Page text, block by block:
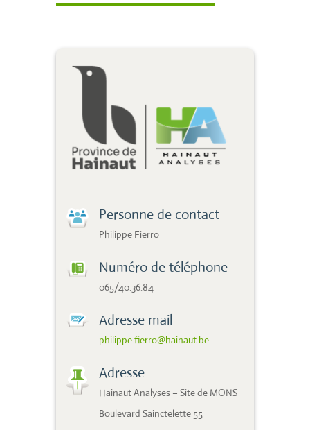
Personne de contact
Philippe Fierro
Numéro de téléphone
065/40.36.84
Adresse mail
philippe.fierro@hainaut.be
Adresse
Hainaut Analyses – Site de MONS
Boulevard Sainctelette 55